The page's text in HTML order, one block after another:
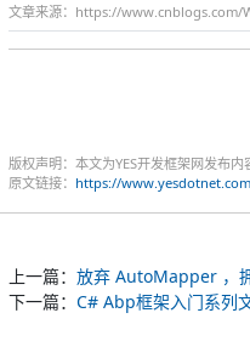
文章来源：https://www.cnblogs.com/
版权声明：本文为YES开发框架网发布
原文链接： https://
上一篇： 放弃 AutoMapper ，
下一篇： C# Abp框架入门系列